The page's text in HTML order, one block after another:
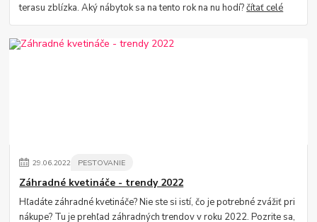
terasu zblízka. Aký nábytok sa na tento rok na nu hodí?čítať celé
29.06.2022 PESTOVANIE
Záhradné kvetináče - trendy 2022
Hľadáte záhradné kvetináče? Nie ste si istí, čo je potrebné zvážiť pri
nákupe? Tu je prehľad záhradných trendov v roku 2022. Pozrite sa,